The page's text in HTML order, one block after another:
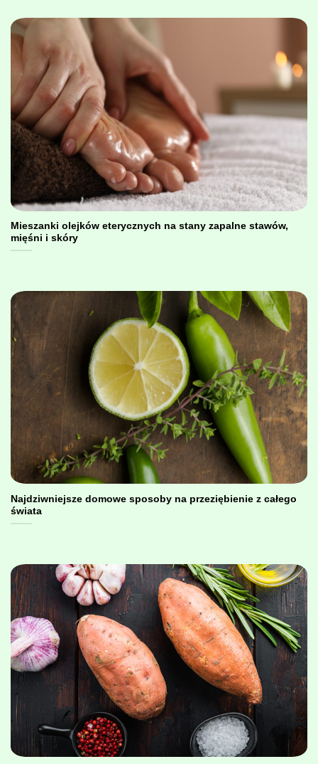
Mieszanki olejków eterycznych na stany zapalne stawów,
mięśni i skóry
Najdziwniejsze domowe sposoby na przeziębienie z całego
świata